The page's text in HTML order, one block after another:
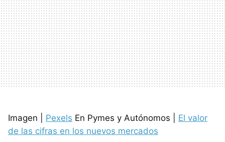
Imagen | Pexels En Pymes y Autónomos | El valor
de las cifras en los nuevos mercados